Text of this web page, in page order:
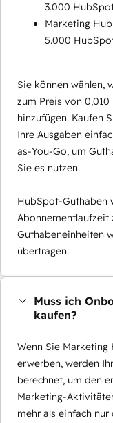
3.000
Marketing
5.000
Sie können wählen,
zum Preis von
hinzufügen. Kaufen
Ihre Ausgaben
as-You-Go, um
Sie es nutzen.
HubSpot-Guthaben
Abonnementlaufzeit
Guthabeneinheiten
übertragen.
Muss ich
kaufen?
Wenn Sie
erwerben, werden
berechnet, um den
Marketing-
mehr als einfach